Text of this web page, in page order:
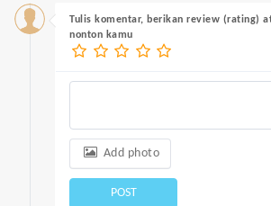
Tulis komentar, berikan review (rating)
nonton kamu
Add photo
POST